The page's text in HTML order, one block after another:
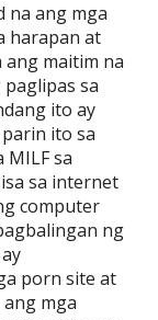
na ang mga
harapan at
ang maitim na
sa
ito ay
ito sa
MILF sa
sa internet
computer
ng
porn site at
mga